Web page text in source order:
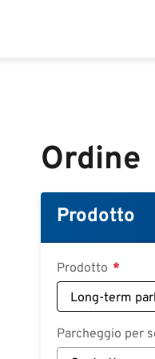
Ordine
Prodotto
Prodotto
Parcheggio per